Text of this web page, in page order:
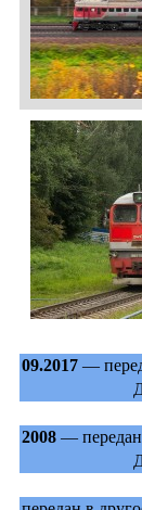
09.2017 —
2008 — передан